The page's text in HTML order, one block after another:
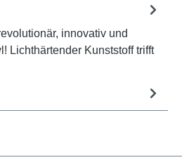
innovativ und
Lichthärtender Kunststoff trifft